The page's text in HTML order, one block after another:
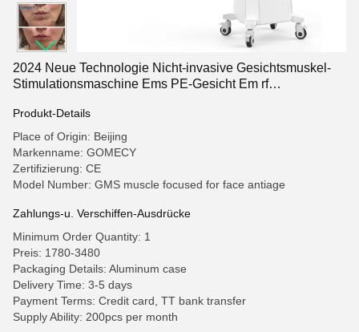
2024 Neue Technologie Nicht-invasive Gesichtsmuskel-
Stimulationsmaschine Ems PE-Gesicht Em rf
Produkt-Details
Place of Origin: Beijing
Markenname: GOMECY
Zertifizierung: CE
Model Number: GMS muscle focused for face antiage
Zahlungs-u. Verschiffen-Ausdrücke
Minimum Order Quantity: 1
Preis: 1780-3480
Packaging Details: Aluminum case
Delivery Time: 3-5 days
Payment Terms: Credit card, TT bank transfer
Supply Ability: 200pcs per month